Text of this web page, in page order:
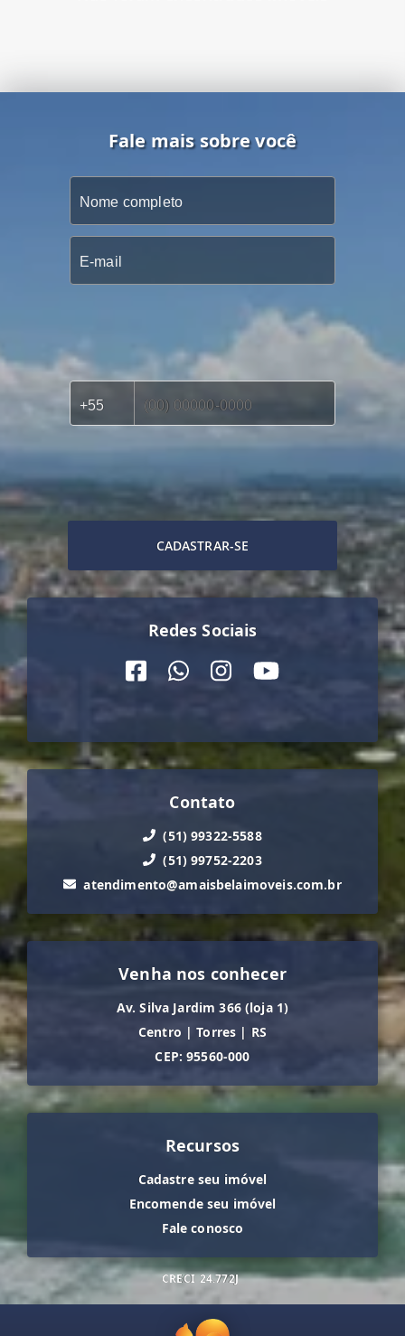
Fale mais sobre você
CADASTRAR-SE
Redes Sociais
Contato
(51) 99322-5588
(51) 99752-2203
atendimento@amaisbelaimoveis.com.br
Venha nos conhecer
Av. Silva Jardim 366 (loja 1)
Centro | Torres | RS
CEP: 95560-000
Recursos
Cadastre seu imóvel
Encomende seu imóvel
Fale conosco
CRECI 24.772J